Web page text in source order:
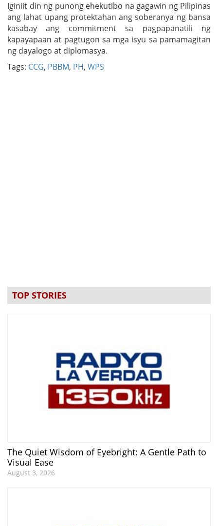
Iginiit din ng punong ehekutibo na gagawin ng Pilipinas
ang lahat upang protektahan ang soberanya ng bansa
kasabay ang commitment sa pagpapanatili ng
kapayapaan at pagtugon sa mga isyu sa pamamagitan
ng dayalogo at diplomasya.
Tags: CCG, PBBM, PH, WPS
TOP STORIES
The Quiet Wisdom of Eyebright: A Gentle Path to
Visual Ease
August 3, 2026